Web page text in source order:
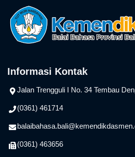
Informasi Kontak
Jalan Trengguli I No. 34 Tembau
(0361) 461714
(0361) 463656